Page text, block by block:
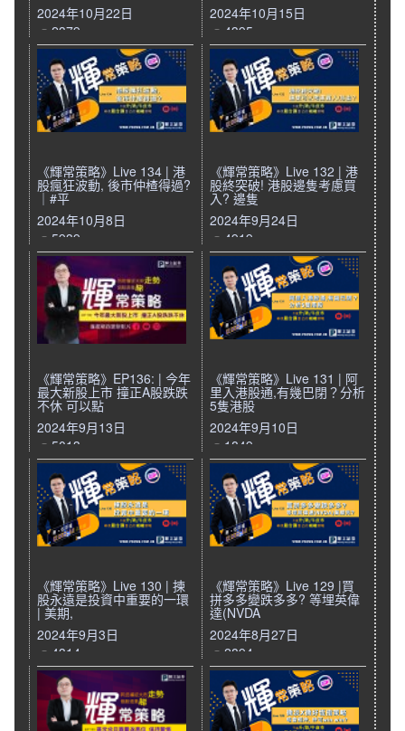
2024年10月22日
2379
2024年10月15日
4395
《輝常策略》Live 134 | 港
股瘋狂波動, 後市仲楂得過?
｜#平
2024年10月8日
5939
《輝常策略》Live 132 | 港
股終突破! 港股邊隻考慮買
入? 邊隻
2024年9月24日
4919
《輝常策略》EP136: | 今年
最大新股上市 撞正A股跌跌
不休 可以點
2024年9月13日
5013
《輝常策略》Live 131 | 阿
里入港股通,有幾巴閉？分析
5隻港股
2024年9月10日
1849
《輝常策略》Live 130 | 揀
股永遠是投資中重要的一環
| 美期,
2024年9月3日
4314
《輝常策略》Live 129 |買
拼多多變跌多多? 等埋英偉
達(NVDA
2024年8月27日
2894